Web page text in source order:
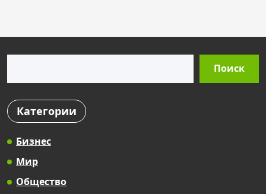
Поиск
Категории
Бизнес
Мир
Общество